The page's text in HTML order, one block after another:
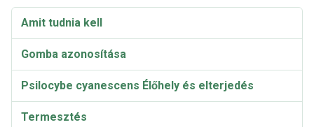
Amit tudnia kell
Gomba azonosítása
Psilocybe cyanescens Élőhely és elterjedés
Termesztés